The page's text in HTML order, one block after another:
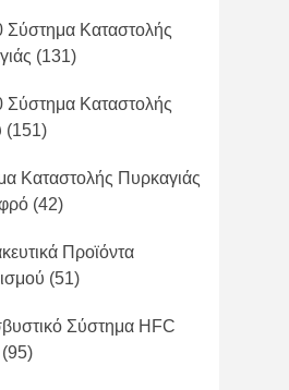
Σύστημα Καταστολής
(131)
Σύστημα Καταστολής
(151)
Καταστολής Πυρκαγιάς
(42)
Προϊόντα
(51)
Σύστημα HFC
(95)